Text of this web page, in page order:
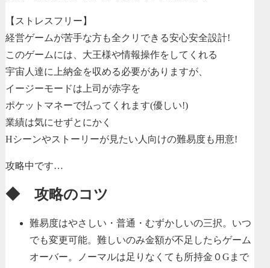
【ストレスフリー】
経営ゲームが苦手な方も全クリできる安心安全設計!
このゲームには、大王様や情報操作をしてくれる
宇宙人達に上納金を収める必要がありますが、
イージーモードは上司が赤字を
ポケットマネーで払ってくれます(優しい!)
業績は気にせずとにかく
Hシーンやストーリーが見たい人向けの難易度も用意!
攻略中です…
◆ 攻略のコツ
難易度はやさしい・普通・むずかしいの三択。いつ
でも変更可能。難しいのみ金額が不足したらゲーム
オーバー。ノーマルは足りなくても所持金０Gまで